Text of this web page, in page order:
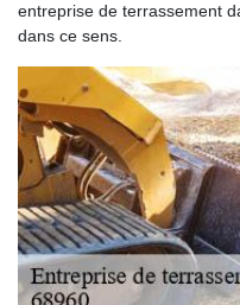
entreprise de terrassement
dans ce sens.